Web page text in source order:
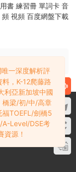
.txt 0.11kb
一深度解析評
，K-12爬藤路
利亞新加坡中國
橋梁/初/中/高章
TOEFL/劍橋5
A-Level/DSE考
資源！